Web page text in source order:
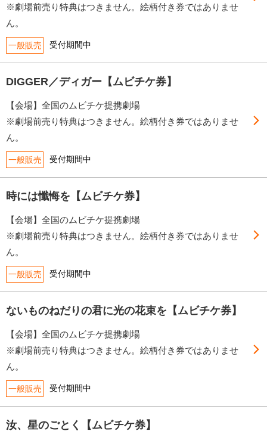
※劇場前売り特典はつきません。絵柄付き券ではありませ
ん。
一般販売 受付期間中
DIGGER／ディガー【ムビチケ券】
【会場】全国のムビチケ提携劇場
※劇場前売り特典はつきません。絵柄付き券ではありませ
ん。
一般販売 受付期間中
時には懺悔を【ムビチケ券】
【会場】全国のムビチケ提携劇場
※劇場前売り特典はつきません。絵柄付き券ではありませ
ん。
一般販売 受付期間中
ないものねだりの君に光の花束を【ムビチケ券】
【会場】全国のムビチケ提携劇場
※劇場前売り特典はつきません。絵柄付き券ではありませ
ん。
一般販売 受付期間中
汝、星のごとく【ムビチケ券】